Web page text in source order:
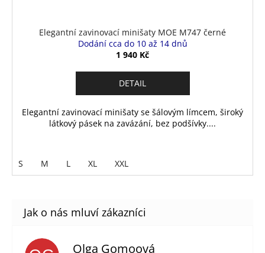
Elegantní zavinovací minišaty MOE M747 černé
Dodání cca do 10 až 14 dnů
1 940 Kč
DETAIL
Elegantní zavinovací minišaty se šálovým límcem, široký
látkový pásek na zavázání, bez podšívky....
S M L XL XXL
Olga Gomoová